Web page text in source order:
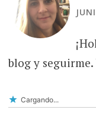
blog y seguirme.
Cargando...